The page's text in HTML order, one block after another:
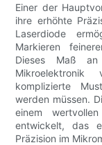
Einer der
ihre erhöhte
Laserdiode
Markieren
Dieses Maß
komplizierte
werden müssen.
einem
entwickelt, das
Präzision im